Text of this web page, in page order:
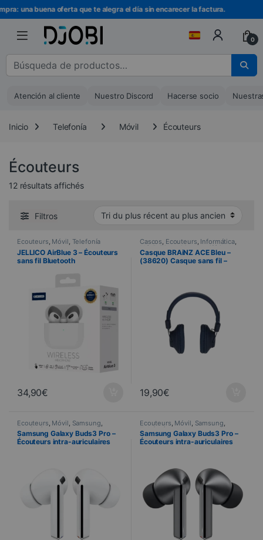
Ir a la navegación
Ir al contenido
una buena oferta que te alegra el día sin encarecer la factura.
0
Buscar :
Atención al cliente Nuestro Discord Hacerse socio
Inicio Telefonía Móvil Écouteurs
Écouteurs
12 résultats affichésTrié du plus récent au plus ancien
Filtros
Écouteurs, Móvil, Telefonía
JELLICO AirBlue 3 – Écouteurs
sans fil Bluetooth
34,90€
Cascos, Écouteurs, Informática,
Móvil Dispositivos periféricos
Telefonía
Casque BRAiNZ ACE Bleu –
(38620) Casque sans fil –
19,90€
Écouteurs Móvil Samsung
Telefonía
Samsung Galaxy Buds3 Pro –
Écouteurs intra-auriculaires
Écouteurs Móvil Samsung
Telefonía
Samsung Galaxy Buds3 Pro –
Écouteurs intra-auriculaires